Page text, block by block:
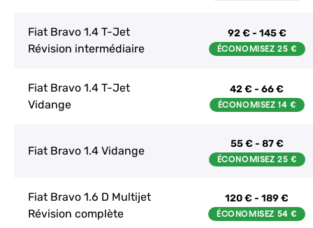
Fiat Bravo 1.4 T-Jet
Révision intermédiaire
92 € - 145 €
Fiat Bravo 1.4 T-Jet
Vidange
42 € - 66 €
Fiat Bravo 1.4 Vidange
55 € - 87 €
Fiat Bravo 1.6 D Multijet
Révision complète
120 € - 189 €